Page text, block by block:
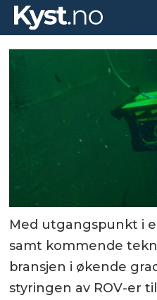
Med utgangspunkt i
samt kommende
bransjen i økende
styringen av ROV-er